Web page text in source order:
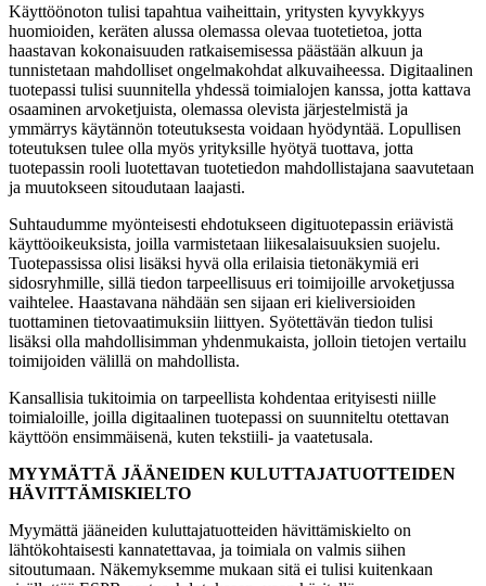
Käyttöönoton tulisi tapahtua vaiheittain, yritysten kyvykkyys
huomioiden, keräten alussa olemassa olevaa tuotetietoa, jotta
haastavan kokonaisuuden ratkaisemisessa päästään alkuun ja
tunnistetaan mahdolliset ongelmakohdat alkuvaiheessa. Digitaalinen
tuotepassi tulisi suunnitella yhdessä toimialojen kanssa, jotta kattava
osaaminen arvoketjuista, olemassa olevista järjestelmistä ja
ymmärrys käytännön toteutuksesta voidaan hyödyntää. Lopullisen
toteutuksen tulee olla myös yrityksille hyötyä tuottava, jotta
tuotepassin rooli luotettavan tuotetiedon mahdollistajana saavutetaan
ja muutokseen sitoudutaan laajasti.
Suhtaudumme myönteisesti ehdotukseen digituotepassin eriävistä
käyttöoikeuksista, joilla varmistetaan liikesalaisuuksien suojelu.
Tuotepassissa olisi lisäksi hyvä olla erilaisia tietonäkymiä eri
sidosryhmille, sillä tiedon tarpeellisuus eri toimijoille arvoketjussa
vaihtelee. Haastavana nähdään sen sijaan eri kieliversioiden
tuottaminen tietovaatimuksiin liittyen. Syötettävän tiedon tulisi
lisäksi olla mahdollisimman yhdenmukaista, jolloin tietojen vertailu
toimijoiden välillä on mahdollista.
Kansallisia tukitoimia on tarpeellista kohdentaa erityisesti niille
toimialoille, joilla digitaalinen tuotepassi on suunniteltu otettavan
käyttöön ensimmäisenä, kuten tekstiili- ja vaatetusala.
MYYMÄTTÄ JÄÄNEIDEN KULUTTAJATUOTTEIDEN
HÄVITTÄMISKIELTO
Myymättä jääneiden kuluttajatuotteiden hävittämiskielto on
lähtökohtaisesti kannatettavaa, ja toimiala on valmis siihen
sitoutumaan. Näkemyksemme mukaan sitä ei tulisi kuitenkaan